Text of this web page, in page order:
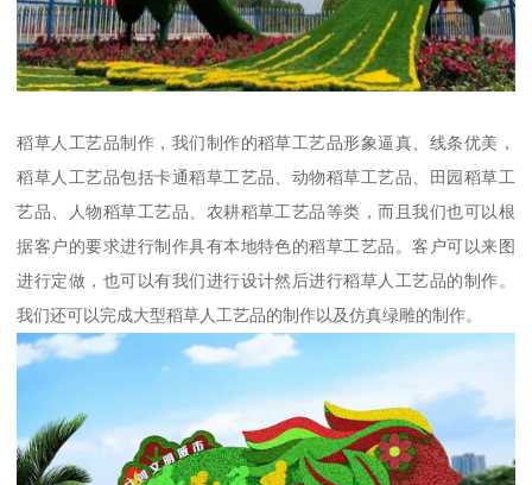
稻草人工艺品制作，我们制作的稻草工艺品形象逼真、线条优美，
稻草人工艺品包括卡通稻草工艺品、动物稻草工艺品、田园稻草工
艺品、人物稻草工艺品、农耕稻草工艺品等类，而且我们也可以根
据客户的要求进行制作具有本地特色的稻草工艺品。客户可以来图
进行定做，也可以有我们进行设计然后进行稻草人工艺品的制作。
我们还可以完成大型稻草人工艺品的制作以及仿真绿雕的制作。